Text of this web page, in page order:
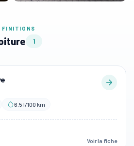
FINITIONS
1
6,5 l/100 km
Voir la fiche